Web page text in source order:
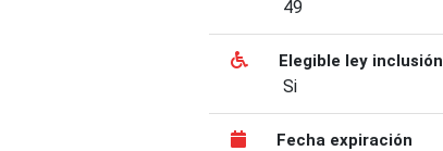
49
Elegible ley inclusión
Si
Fecha expiración